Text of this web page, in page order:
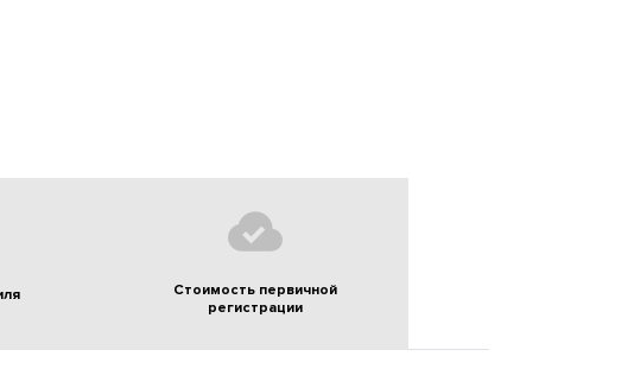
Стоимость первичной
регистрации